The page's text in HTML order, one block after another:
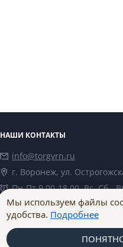
НАШИ КОНТАКТЫ
info@torgvrn.ru
г. Воронеж, ул.
Пн-Пт 9.00-18.00, Вс, Сб -
Мы используем файлы
удобства. Подробнее